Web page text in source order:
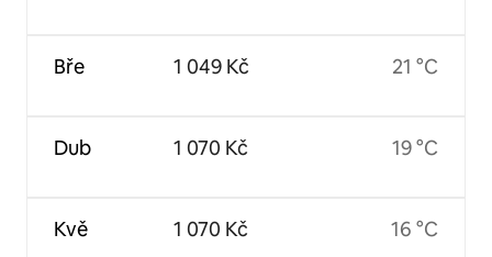
Bře
Dub
Kvě
1 049 Kč
1 070 Kč
1 070 Kč
21 °C
19 °C
16 °C